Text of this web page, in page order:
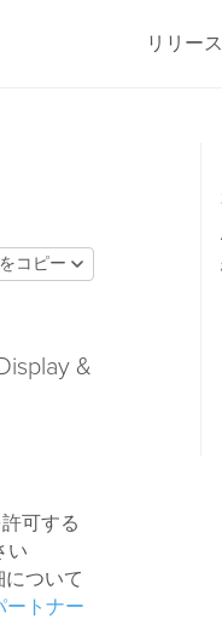
リリー
コピー
&
可する
い
について
ートナー